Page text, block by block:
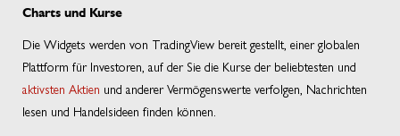
Charts und Kurse
Die Widgets werden von TradingView bereit gestellt, einer globalen
Plattform für Investoren, auf der Sie die Kurse der beliebtesten und
aktivsten Aktien und anderer Vermögenswerte verfolgen, Nachrichten
lesen und Handelsideen finden können.